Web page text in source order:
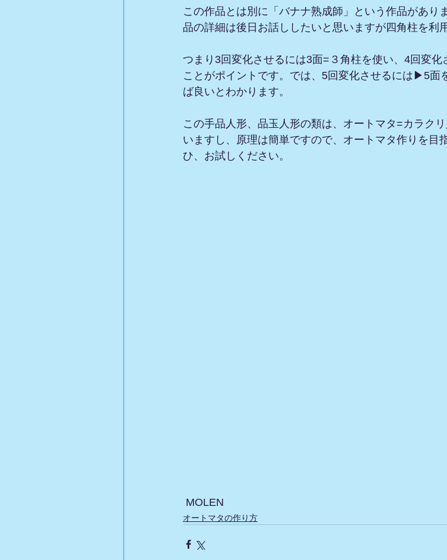
この作品とは別に「バナナ熟成師」という作品があり
品の詳細は後日お話ししたいと思いますが四角柱を利
つまり3回変化させるには3面=３角柱を使い、4回変化
ことがポイントです。では、5回変化させるには▶5面
ば良いとわかります。
この手品人形、品玉人形の類は、オートマタ=カラク
いますし、原理は簡単ですので、オートマタ作りを目
ひ、お試しください。
MOLEN
オートマタの作り方